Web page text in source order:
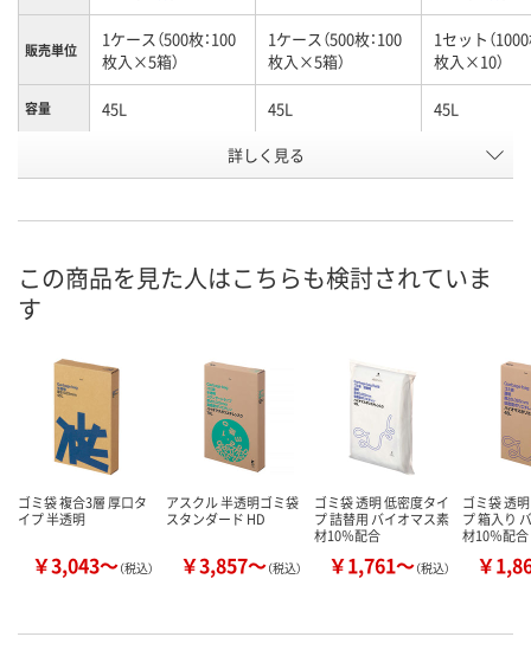
販売単位
1ケース（500枚：100
枚入×5箱）
1ケース（500枚：100
枚入×5箱）
1セット（
枚入×10）
容量 45L 45L 45L
AJE8953 EE73496
詳しく見る
この商品を見た人はこちらも検討されていま
す
ゴミ袋 複合3層 厚口タ
イプ 半透明
￥3,043～（税込）
アスクル 半透明ゴミ袋
スタンダード HD
￥3,857～（税込）
ゴミ袋 透明 低密度タイ
プ 詰替用 バイオマス素
材10％配合
￥1,761～（税込）
ゴミ袋 透
プ 箱入り
材10％配合
￥